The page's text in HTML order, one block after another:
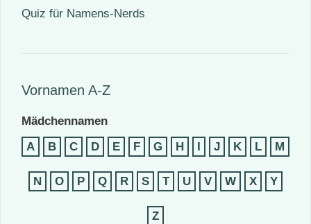
Quiz für Namens-Nerds
Vornamen A-Z
Mädchennamen
A
B C D E F G H I J K L M
N O P Q R S T U V W X Y
Z